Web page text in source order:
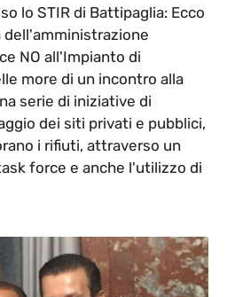
lo STIR di Battipaglia: Ecco
NO all'Impianto di
more di un incontro alla
serie di iniziative di
dei siti privati e pubblici,
i rifiuti, attraverso un
force e anche l'utilizzo di